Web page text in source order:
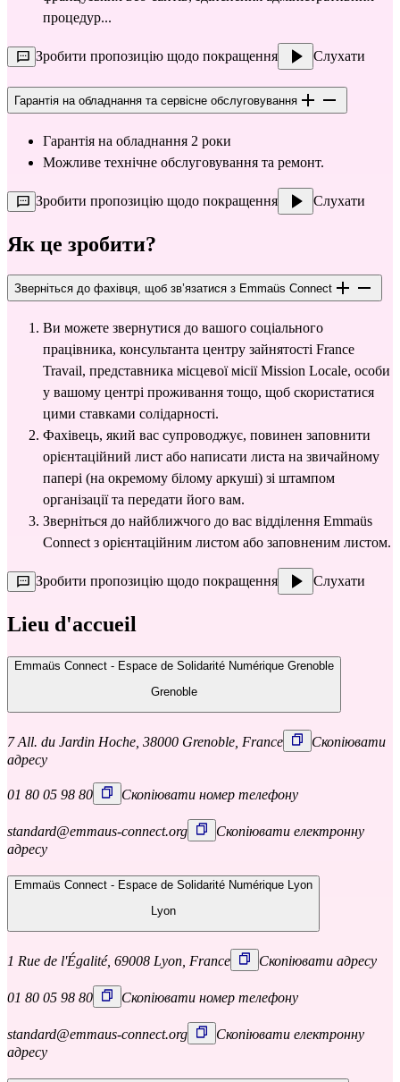
процедур...
Зробити пропозицію щодо покращення Слухати
Гарантія на обладнання та сервісне обслуговування
Гарантія на обладнання 2 роки
Можливе технічне обслуговування та ремонт.
Зробити пропозицію щодо покращення Слухати
Як це зробити?
Зверніться до фахівця, щоб зв’язатися з Emmaüs Connect
Ви можете звернутися до вашого соціального
працівника, консультанта центру зайнятості France
Travail, представника місцевої місії Mission Locale, особи
у вашому центрі проживання тощо, щоб скористатися
цими ставками солідарності.
орієнтаційний лист або написати листа на звичайному
папері (на окремому білому аркуші) зі штампом
організації та передати його вам.
Зверніться до найближчого до вас відділення Emmaüs
Connect з орієнтаційним листом або заповненим листом.
Зробити пропозицію щодо покращення Слухати
Lieu d'accueil
Emmaüs Connect - Espace de Solidarité Numérique Grenoble
Grenoble
7 All. du Jardin Hoche, 38000 Grenoble, France
Скопіювати
адресу
01 80 05 98 80 Скопіювати номер телефону
standard@emmaus-connect.org
Скопіювати електронну
адресу
Emmaüs Connect - Espace de Solidarité Numérique Lyon
Lyon
1 Rue de l'Égalité, 69008 Lyon, France Скопіювати адресу
01 80 05 98 80 Скопіювати номер телефону
standard@emmaus-connect.org
Скопіювати електронну
адресу